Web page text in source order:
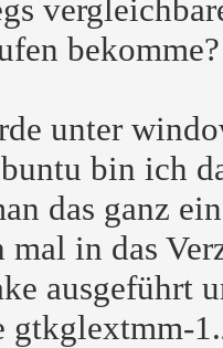
bekomme?
unter
bin ich
das ganz
mal in das
ausgeführt
gtkglextmm-